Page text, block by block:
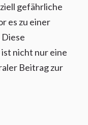
gefährliche
es zu einer
nicht nur eine
Beitrag zur